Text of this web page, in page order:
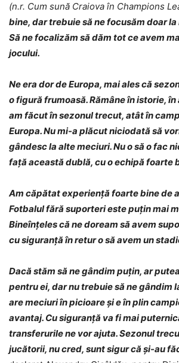
(n.r. Cum sună Craiova în Champions
bine, dar trebuie să ne focusăm doar
Să ne focalizăm să dăm tot ce avem
jocului.
Ne era dor de Europa, mai ales că
o figură frumoasă. Rămâne în istorie,
am făcut în sezonul trecut, atât în
Europa. Nu mi-a plăcut niciodată să
gândesc la alte meciuri. Nu o să o fac
față această dublă, cu o echipă foarte
Am căpătat experiență foarte bine de
Fotbalul fără suporteri este puțin mai
Bineînțeles că ne doream să avem
cu siguranță în retur o să avem un
Dacă stăm să ne gândim puțin, ar
pentru ei, dar nu trebuie să ne gândim
are meciuri în picioare și e în plin
avantaj. Cu siguranță va fi mai
transferurile ne vor ajuta. Sezonul
jucătorii, nu cred, sunt sigur că și-au